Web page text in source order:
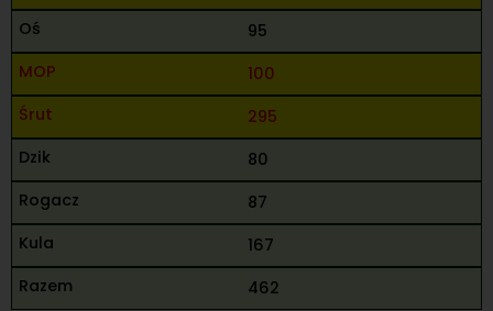
95
100
295
80
87
167
462